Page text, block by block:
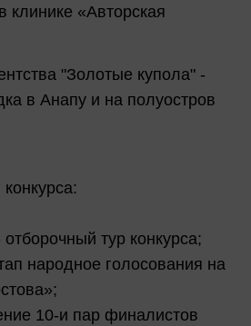
клинике «Авторская
"Золотые купола" -
в Анапу и на полуостров
тур конкурса;
народное голосования на
10-и пар финалистов